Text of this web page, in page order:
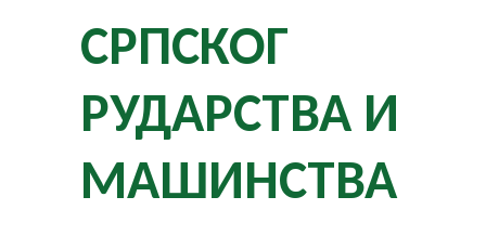
СРПСКОГ
РУДАРСТВА И
МАШИНСТВА